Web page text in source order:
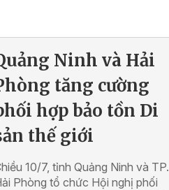
Ninh và Hải
tăng cường
hợp bảo tồn Di
thế giới
10/7, tỉnh Quảng Ninh và TP.
Phòng tổ chức Hội nghị phối